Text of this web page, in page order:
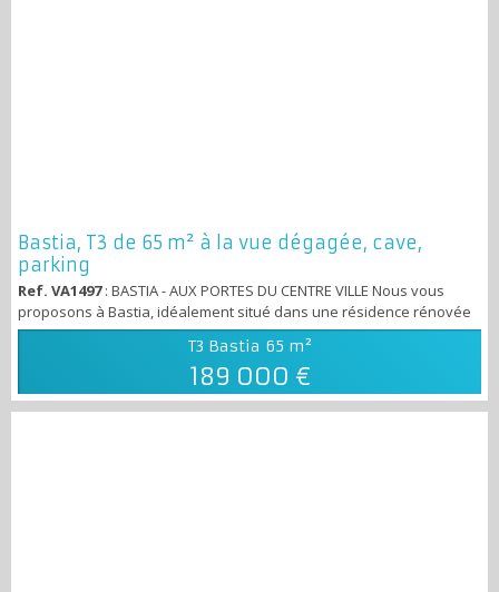
Bastia, T3 de 65 m² à la vue dégagée, cave,
parking
Ref. VA1497: BASTIA - AUX PORTES DU CENTRE VILLE Nous vous
proposons à Bastia, idéalement situé dans une résidence rénovée
intégralement, niché dans un petit parc arboré face à la mer. Un
appartement T3 de 65 m² (Carrez) s'articulant de la façon suivante;
Une entrée dégageant sur un salon lumineux et un large balcon
plein sud, une cuisine indépendante aménagée partiellement
équipée et dotée d'un c...
T3 Bastia 65 m²
189 000 €